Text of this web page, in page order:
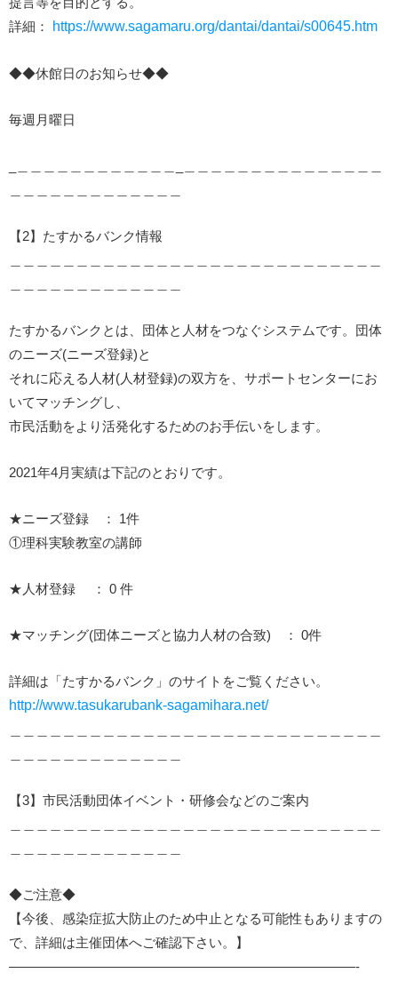
詳細：
https://www.sagamaru.org/dantai/dantai/s00645.htm
◆◆休館日のお知らせ◆◆
毎週月曜日
【2】たすかるバンク情報
たすかるバンクとは、団体と人材をつなぐシステムです。団体
のニーズ(ニーズ登録)と
それに応える人材(人材登録)の双方を、サポートセンターにお
いてマッチングし、
市民活動をより活発化するためのお手伝いをします。
2021年4月実績は下記のとおりです。
★ニーズ登録 ： 1件
①理科実験教室の講師
★人材登録 ： 0 件
★マッチング(団体ニーズと協力人材の合致) ： 0件
詳細は「たすかるバンク」のサイトをご覧ください。
http://www.tasukarubank-sagamihara.net/
【3】市民活動団体イベント・研修会などのご案内
◆ご注意◆
【今後、感染症拡大防止のため中止となる可能性もありますの
で、詳細は主催団体へご確認下さい。】
——————————————————————————-